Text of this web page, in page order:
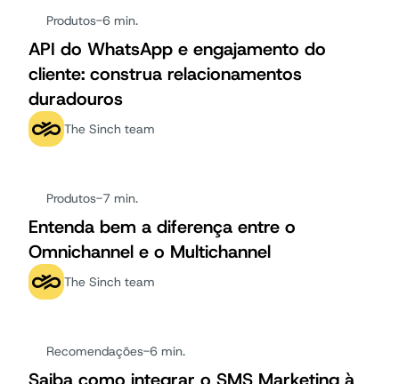
Produtos-6 min.
API do WhatsApp e engajamento do
cliente: construa relacionamentos
duradouros
The Sinch team
Produtos-7 min.
Entenda bem a diferença entre o
Omnichannel e o Multichannel
The Sinch team
Recomendações-6 min.